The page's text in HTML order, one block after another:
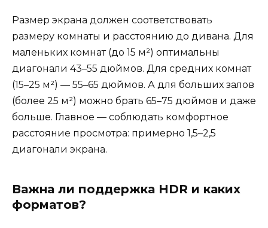
Размер экрана должен соответствовать
размеру комнаты и расстоянию до дивана. Для
маленьких комнат (до 15 м²) оптимальны
диагонали 43–55 дюймов. Для средних комнат
(15–25 м²) — 55–65 дюймов. А для больших залов
(более 25 м²) можно брать 65–75 дюймов и даже
больше. Главное — соблюдать комфортное
расстояние просмотра: примерно 1,5–2,5
диагонали экрана.
Важна ли поддержка HDR и каких
форматов?